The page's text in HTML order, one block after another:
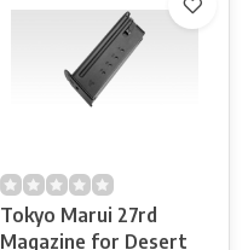
Tokyo Marui 27rd
Magazine for Desert